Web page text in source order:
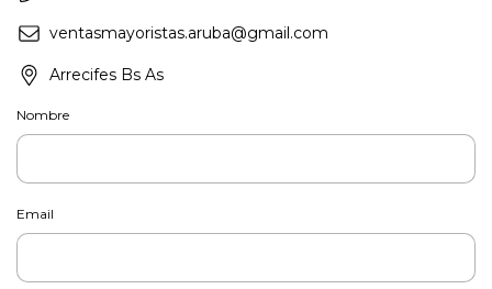
ventasmayoristas.aruba@gmail.com
Arrecifes Bs As
Nombre
Email